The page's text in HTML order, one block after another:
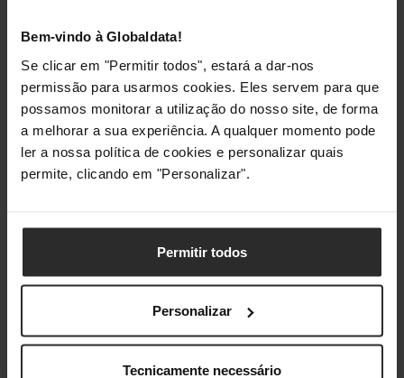
Bem-vindo à Globaldata!
Se clicar em "Permitir todos", estará a dar-nos
permissão para usarmos cookies. Eles servem para que
possamos monitorar a utilização do nosso site, de forma
a melhorar a sua experiência. A qualquer momento pode
ler a nossa política de cookies e personalizar quais
permite, clicando em "Personalizar".
Permitir todos
Personalizar
Tecnicamente necessário
Potência 1400 W
Voltagem de entrada AC 220 - 40 V
Frequência de entrada AC
Conteúdo da embalagem
Mala de transporte Sim